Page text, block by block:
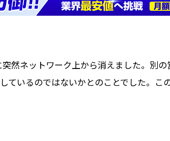
然ネットワーク上から消えました。別の
ているのではないかとのことでした。